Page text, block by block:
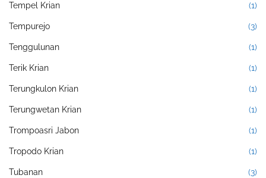
Tempel Krian (1)
Tempurejo (3)
Tenggulunan (1)
Terik Krian (1)
Terungkulon Krian (1)
Terungwetan Krian (1)
Trompoasri Jabon (1)
Tropodo Krian (1)
Tubanan (3)